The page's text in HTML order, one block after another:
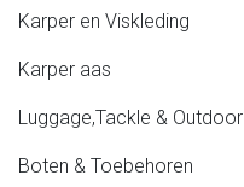
Karper en Viskleding
Karper aas
Luggage,Tackle & Outdoor
Boten & Toebehoren